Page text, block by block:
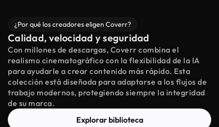
¿Por qué los creadores eligen Coverr?
Calidad, velocidad y seguridad
Con millones de descargas, Coverr combina el
realismo cinematográfico con la flexibilidad de la IA
para ayudarle a crear contenido más rápido. Esta
colección está diseñada para adaptarse a los flujos de
trabajo modernos, protegiendo siempre la integridad
de su marca.
Explorar biblioteca